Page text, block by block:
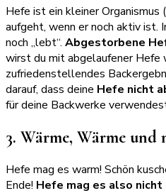
Hefe ist ein kleiner Organismus
aufgeht, wenn er noch aktiv ist.
noch „lebt“. Abgestorbene
wirst du mit abgelaufener Hefe
zufriedenstellendes
darauf, dass deine Hefe nicht
für deine Backwerke
3. Wärme, Wärme und
Hefe mag es warm! Schön
Ende! Hefe mag es also